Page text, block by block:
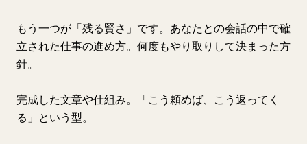
もう一つが「残る賢さ」です。あなたとの会話の中で確
立された仕事の進め方。何度もやり取りして決まった方
針。
完成した文章や仕組み。「こう頼めば、こう返ってく
る」という型。